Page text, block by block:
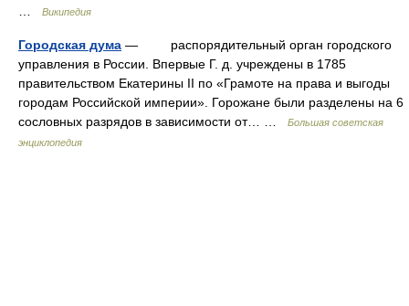
Википедия
Городская дума — распорядительный орган городского
управления в России. Впервые Г. д. учреждены в 1785
правительством Екатерины II по «Грамоте на права и выгоды
городам Российской империи». Горожане были разделены на 6
сословных разрядов в зависимости от… …
Большая советская
энциклопедия